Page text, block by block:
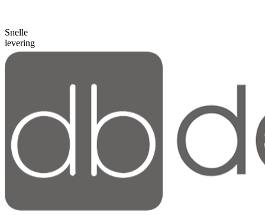
Snelle
levering